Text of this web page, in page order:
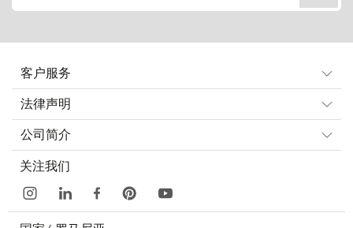
客户服务
法律声明
公司简介
关注我们